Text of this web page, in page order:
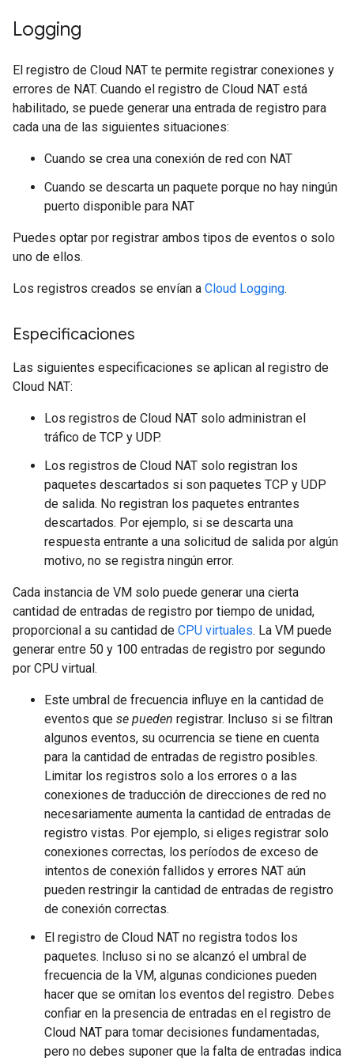
Logging
El registro de Cloud NAT te permite registrar conexiones y
errores de NAT. Cuando el registro de Cloud NAT está
habilitado, se puede generar una entrada de registro para
cada una de las siguientes situaciones:
Cuando se crea una conexión de red con NAT
Cuando se descarta un paquete porque no hay ningún
puerto disponible para NAT
Puedes optar por registrar ambos tipos de eventos o solo
uno de ellos.
Los registros creados se envían a Cloud Logging.
Especificaciones
Las siguientes especificaciones se aplican al registro de
Cloud NAT:
Los registros de Cloud NAT solo administran el
tráfico de TCP y UDP.
Los registros de Cloud NAT solo registran los
paquetes descartados si son paquetes TCP y UDP
de salida. No registran los paquetes entrantes
descartados. Por ejemplo, si se descarta una
respuesta entrante a una solicitud de salida por algún
motivo, no se registra ningún error.
Cada instancia de VM solo puede generar una cierta
cantidad de entradas de registro por tiempo de unidad,
proporcional a su cantidad de CPU virtuales. La VM puede
generar entre 50 y 100 entradas de registro por segundo
por CPU virtual.
Este umbral de frecuencia influye en la cantidad de
eventos que se pueden registrar. Incluso si se filtran
algunos eventos, su ocurrencia se tiene en cuenta
para la cantidad de entradas de registro posibles.
Limitar los registros solo a los errores o a las
conexiones de traducción de direcciones de red no
necesariamente aumenta la cantidad de entradas de
registro vistas. Por ejemplo, si eliges registrar solo
conexiones correctas, los períodos de exceso de
intentos de conexión fallidos y errores NAT aún
pueden restringir la cantidad de entradas de registro
de conexión correctas.
El registro de Cloud NAT no registra todos los
paquetes. Incluso si no se alcanzó el umbral de
frecuencia de la VM, algunas condiciones pueden
hacer que se omitan los eventos del registro. Debes
confiar en la presencia de entradas en el registro de
Cloud NAT para tomar decisiones fundamentadas,
pero no debes suponer que la falta de entradas indica